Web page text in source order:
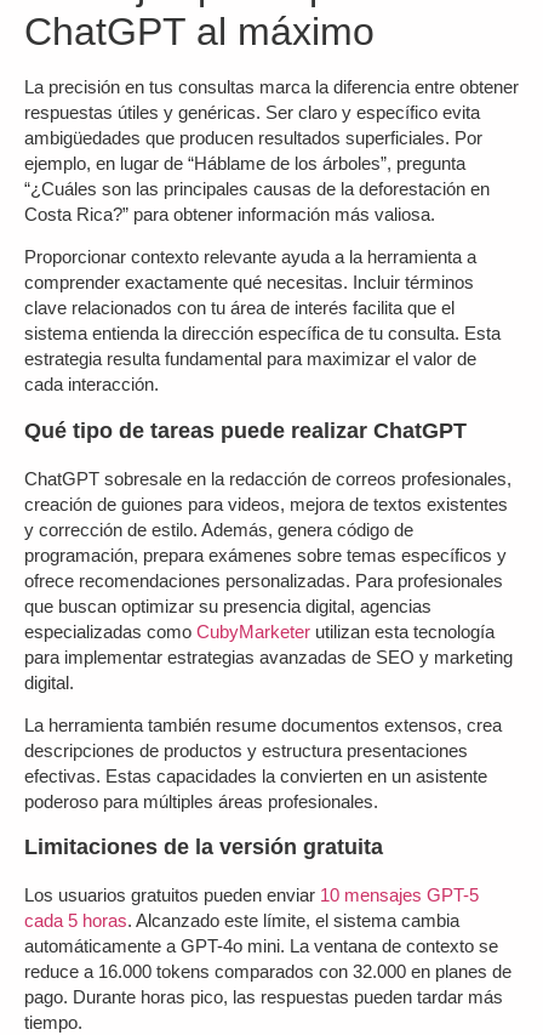
ChatGPT al máximo
La precisión en tus consultas marca la diferencia entre obtener
respuestas útiles y genéricas. Ser claro y específico evita
ambigüedades que producen resultados superficiales. Por
ejemplo, en lugar de “Háblame de los árboles”, pregunta
“¿Cuáles son las principales causas de la deforestación en
Costa Rica?” para obtener información más valiosa.
Proporcionar contexto relevante ayuda a la herramienta a
comprender exactamente qué necesitas. Incluir términos
clave relacionados con tu área de interés facilita que el
sistema entienda la dirección específica de tu consulta. Esta
estrategia resulta fundamental para maximizar el valor de
cada interacción.
Qué tipo de tareas puede realizar ChatGPT
ChatGPT sobresale en la redacción de correos profesionales,
creación de guiones para videos, mejora de textos existentes
y corrección de estilo. Además, genera código de
programación, prepara exámenes sobre temas específicos y
ofrece recomendaciones personalizadas. Para profesionales
que buscan optimizar su presencia digital, agencias
especializadas como CubyMarketer utilizan esta tecnología
para implementar estrategias avanzadas de SEO y marketing
digital.
La herramienta también resume documentos extensos, crea
descripciones de productos y estructura presentaciones
efectivas. Estas capacidades la convierten en un asistente
poderoso para múltiples áreas profesionales.
Limitaciones de la versión gratuita
Los usuarios gratuitos pueden enviar 10 mensajes GPT-5
cada 5 horas. Alcanzado este límite, el sistema cambia
automáticamente a GPT-4o mini. La ventana de contexto se
reduce a 16.000 tokens comparados con 32.000 en planes de
pago. Durante horas pico, las respuestas pueden tardar más
tiempo.